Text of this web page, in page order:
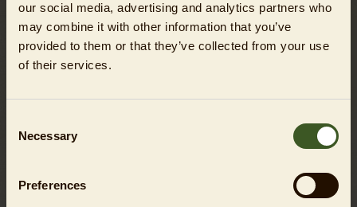
our social media, advertising and analytics partners who
may combine it with other information that you’ve
provided to them or that they’ve collected from your use
of their services.
Selection
Necessary
Preferences